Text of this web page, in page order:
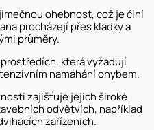
ohebnost, což je činí
procházejí přes kladky a
průměry.
která vyžadují
namáhání ohybem.
zajišťuje jejich široké
odvětvích, například
zařízeních.